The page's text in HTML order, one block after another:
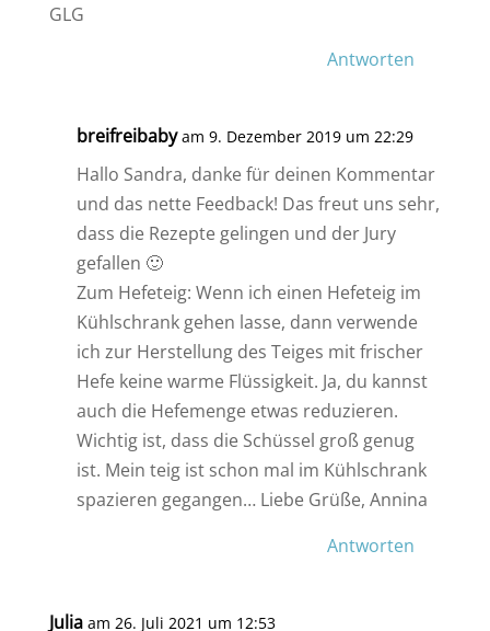
GLG
Antworten
breifreibaby am 9. Dezember 2019 um 22:29
Hallo Sandra, danke für deinen Kommentar
und das nette Feedback! Das freut uns sehr,
dass die Rezepte gelingen und der Jury
gefallen 🙂
Zum Hefeteig: Wenn ich einen Hefeteig im
Kühlschrank gehen lasse, dann verwende
ich zur Herstellung des Teiges mit frischer
Hefe keine warme Flüssigkeit. Ja, du kannst
auch die Hefemenge etwas reduzieren.
Wichtig ist, dass die Schüssel groß genug
ist. Mein teig ist schon mal im Kühlschrank
spazieren gegangen… Liebe Grüße, Annina
Antworten
Julia am 26. Juli 2021 um 12:53